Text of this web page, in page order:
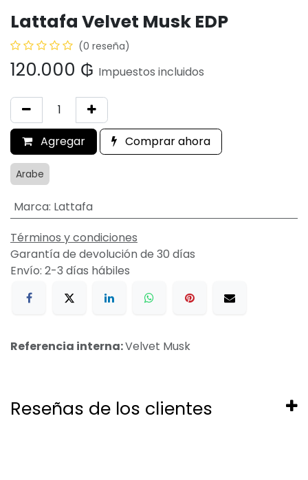
Lattafa Velvet Musk EDP
(0 reseña)
120.000 ₲ Impuestos incluidos
Agregar Comprar ahora
Arabe
Marca: Lattafa
Términos y condiciones
Garantía de devolución de 30 días
Envío: 2-3 días hábiles
Referencia interna:Velvet Musk
Reseñas de los clientes